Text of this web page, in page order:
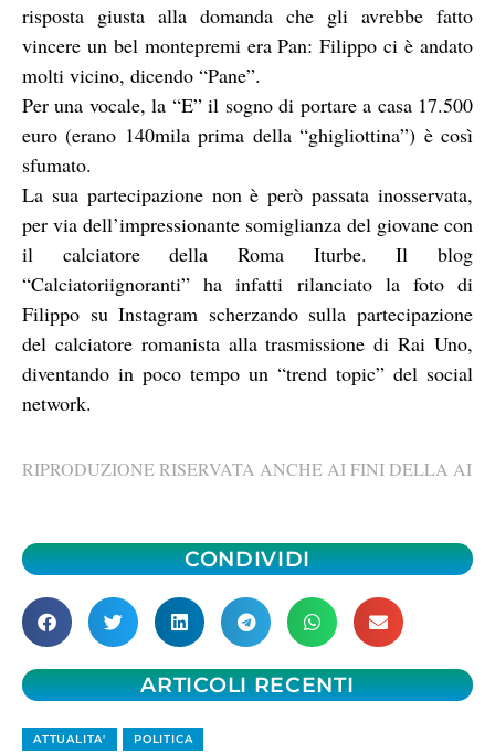
risposta giusta alla domanda che gli avrebbe fatto
vincere un bel montepremi era Pan: Filippo ci è andato
molti vicino, dicendo “Pane”.
Per una vocale, la “E” il sogno di portare a casa 17.500
euro (erano 140mila prima della “ghigliottina”) è così
sfumato.
La sua partecipazione non è però passata inosservata,
per via dell’impressionante somiglianza del giovane con
il calciatore della Roma Iturbe. Il blog
“Calciatoriignoranti” ha infatti rilanciato la foto di
Filippo su Instagram scherzando sulla partecipazione
del calciatore romanista alla trasmissione di Rai Uno,
diventando in poco tempo un “trend topic” del social
network.
RIPRODUZIONE RISERVATA ANCHE AI FINI DELLA AI
CONDIVIDI
ARTICOLI RECENTI
ATTUALITA' POLITICA